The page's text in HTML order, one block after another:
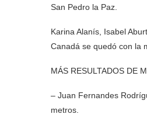
San Pedro la Paz.
Karina Alanís, Isabel
Canadá se quedó con la
MÁS RESULTADOS DE
– Juan Fernandes
metros.